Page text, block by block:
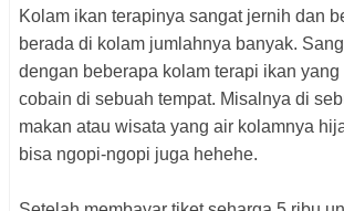
Kolam ikan terapinya sangat jernih dan
berada di kolam jumlahnya banyak.
dengan beberapa kolam terapi ikan yang
cobain di sebuah tempat. Misalnya di
makan atau wisata yang air kolamnya
bisa ngopi-ngopi juga hehehe.